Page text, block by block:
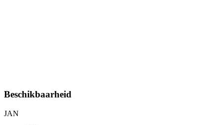
Beschikbaarheid
JAN